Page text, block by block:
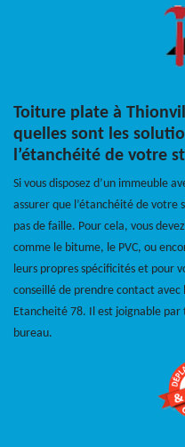
Toiture plate à
quelles sont les
l’étanchéité de votre
Si vous disposez d’un immeuble
assurer que l’étanchéité de
pas de faille. Pour cela, vous
comme le bitume, le PVC, ou
leurs propres spécificités et pour
conseillé de prendre contact
Etancheité 78. Il est joignable
bureau.